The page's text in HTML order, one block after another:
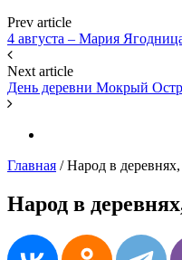
Prev article
4 августа – Мария
Next article
День деревни Мокрый
Главная /Народ в
Народ в